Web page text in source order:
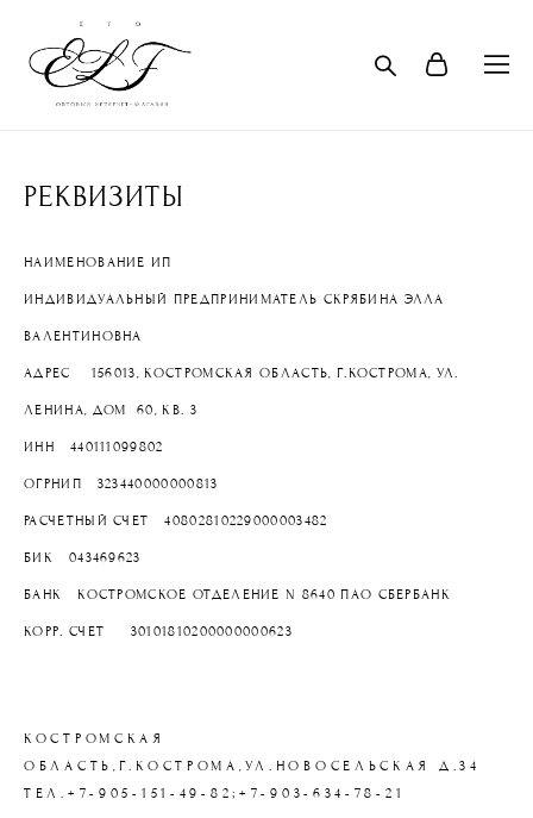
РЕКВИЗИТЫ
НАИМЕНОВАНИЕ ИП
ИНДИВИДУАЛЬНЫЙ ПРЕДПРИНИМАТЕЛЬ СКРЯБИНА ЭЛЛА
ВАЛЕНТИНОВНА
АДРЕС 156013, КОСТРОМСКАЯ ОБЛАСТЬ, Г.КОСТРОМА, УЛ.
ЛЕНИНА, ДОМ 60, КВ. 3
ИНН 440111099802
ОГРНИП 323440000000813
РАСЧЕТНЫЙ СЧЕТ 40802810229000003482
БИК 043469623
БАНК КОСТРОМСКОЕ ОТДЕЛЕНИЕ N 8640 ПАО СБЕРБАНК
КОРР. СЧЕТ 30101810200000000623
КОСТРОМСКАЯ
ОБЛАСТЬ,Г.КОСТРОМА,УЛ.НОВОСЕЛЬСКАЯ Д.34
ТЕЛ.+7-905-151-49-82;+7-903-634-78-21